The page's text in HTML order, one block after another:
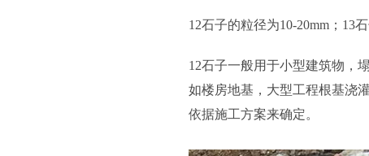
12石子的粒径为10-20mm；13
12石子一般用于小型建筑物，
如楼房地基，大型工程根基浇
依据施工方案来确定。